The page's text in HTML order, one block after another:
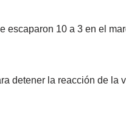
escaparon 10 a 3 en el
detener la reacción de la